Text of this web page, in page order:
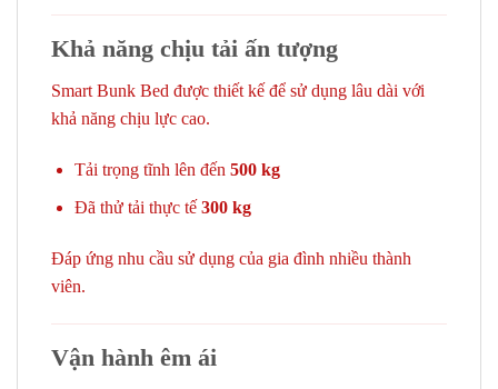
Khả năng chịu tải ấn tượng
Smart Bunk Bed được thiết kế để sử dụng lâu dài với
khả năng chịu lực cao.
Tải trọng tĩnh lên đến 500 kg
Đã thử tải thực tế 300 kg
Đáp ứng nhu cầu sử dụng của gia đình nhiều thành
viên.
Vận hành êm ái